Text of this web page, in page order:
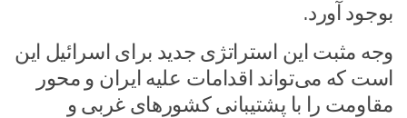
بوجود آورد.
وجه مثبت این استراتژی جدید برای اسرائیل این
است که می‌تواند اقدامات علیه ایران و محور
مقاومت را با پشتیبانی کشور‌های غربی و